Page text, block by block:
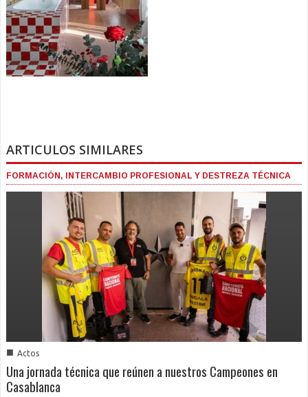
ARTICULOS SIMILARES
FORMACIÓN, INTERCAMBIO PROFESIONAL Y DESTREZA TÉCNICA
■ Actos
Una jornada técnica que reúnen a nuestros Campeones en
Casablanca